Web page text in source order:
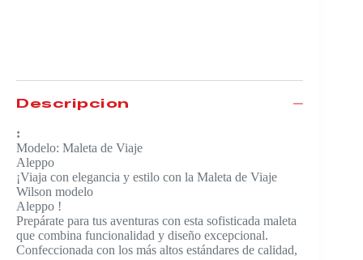
Descripción
:
Modelo: Maleta de Viaje
Aleppo
¡Viaja con elegancia y estilo con la Maleta de Viaje
Wilson modelo
Aleppo !
Prepárate para tus aventuras con esta sofisticada maleta
que combina funcionalidad y diseño excepcional.
Confeccionada con los más altos estándares de calidad,